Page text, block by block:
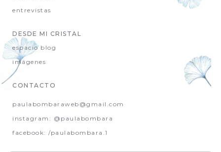
entrevistas
DESDE MI CRISTAL
espacio blog
imágenes
CONTACTO
paulabombaraweb@gmail.com
instagram: @paulabombara
facebook: /paulabombara.1